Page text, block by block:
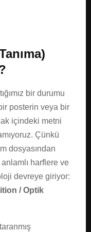
bir durumu
posterin veya bir
içindeki metni
Çünkü
dosyasından
harflere ve
devreye giriyor:
/ Optik